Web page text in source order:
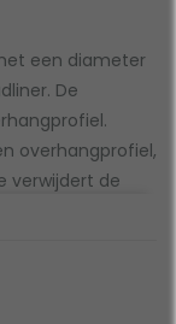
een diameter
De
overhangprofiel,
verwijdert de
opnieuw.